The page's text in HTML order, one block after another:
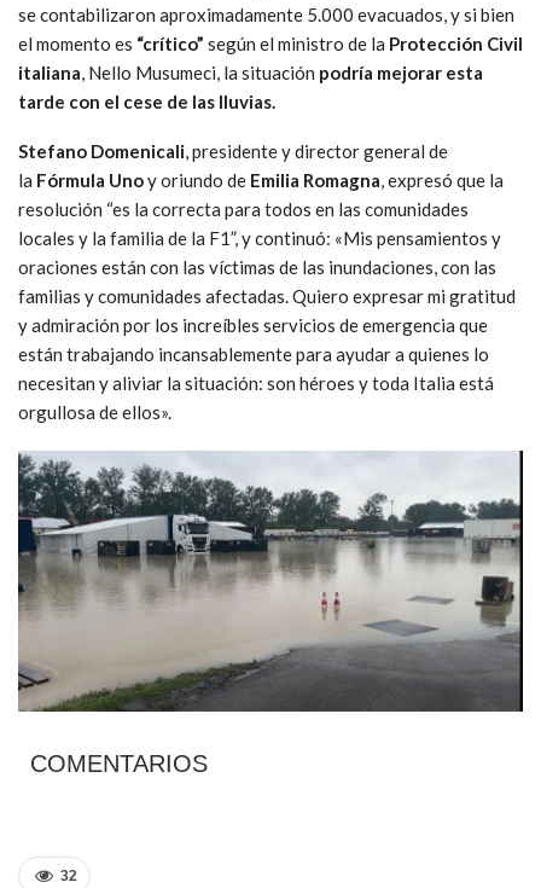
se contabilizaron aproximadamente 5.000 evacuados, y si bien
el momento es “crítico” según el ministro de la Protección Civil
italiana, Nello Musumeci, la situación podría mejorar esta
tarde con el cese de las lluvias.
Stefano Domenicali, presidente y director general de
la Fórmula Unoy oriundo de Emilia Romagna, expresó que la
resolución “es la correcta para todos en las comunidades
locales y la familia de la F1”, y continuó: «Mis pensamientos y
oraciones están con las víctimas de las inundaciones, con las
familias y comunidades afectadas. Quiero expresar mi gratitud
y admiración por los increíbles servicios de emergencia que
están trabajando incansablemente para ayudar a quienes lo
necesitan y aliviar la situación: son héroes y toda Italia está
orgullosa de ellos».
COMENTARIOS
32